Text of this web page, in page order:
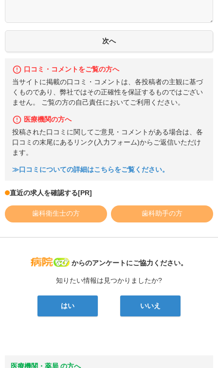
口コミ・コメントをご覧の方へ
当サイトに掲載の口コミ・コメントは、各投稿者の主観に基づ
くものであり、弊社ではその正確性を保証するものではござい
ません。 ご覧の方の自己責任においてご利用ください。
医療機関の方へ
投稿された口コミに関してご意見・コメントがある場合は、各
口コミの末尾にあるリンク(入力フォーム)からご返信いただけ
ます。
≫口コミについての詳細はこちらをご覧ください。
直近の求人を確認する[PR]
歯科衛生士の方 歯科助手の方
病院なび
からのアンケートにご協力ください。
知りたい情報は見つかりましたか?
はい いいえ
医療機関・薬局 の方へ